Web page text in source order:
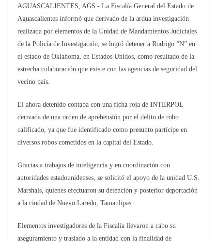
AGUASCALIENTES, AGS.- La Fiscalía General del Estado de
Aguascalientes informó que derivado de la ardua investigación
realizada por elementos de la Unidad de Mandamientos Judiciales
de la Policía de Investigación, se logró detener a Rodrigo “N” en
el estado de Oklahoma, en Estados Unidos, como resultado de la
estrecha colaboración que existe con las agencias de seguridad del
vecino país.
El ahora detenido contaba con una ficha roja de INTERPOL
derivada de una orden de aprehensión por el delito de robo
calificado, ya que fue identificado como presunto partícipe en
diversos robos cometidos en la capital del Estado.
Gracias a trabajos de inteligencia y en coordinación con
autoridades estadounidenses, se solicitó el apoyo de la unidad U.S.
Marshals, quienes efectuaron su detención y posterior deportación
a la ciudad de Nuevo Laredo, Tamaulipas.
Elementos investigadores de la Fiscalía llevaron a cabo su
aseguramiento y traslado a la entidad con la finalidad de